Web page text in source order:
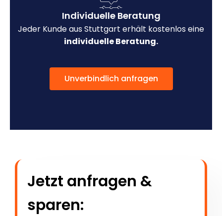
Individuelle Beratung
Jeder Kunde aus Stuttgart erhält kostenlos eine
individuelle Beratung.
Unverbindlich anfragen
Jetzt anfragen &
sparen: